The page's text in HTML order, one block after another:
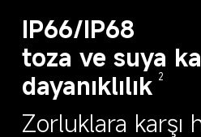
IP66/IP68
toza ve suya
dayanıklılık 2
Zorluklara karşı